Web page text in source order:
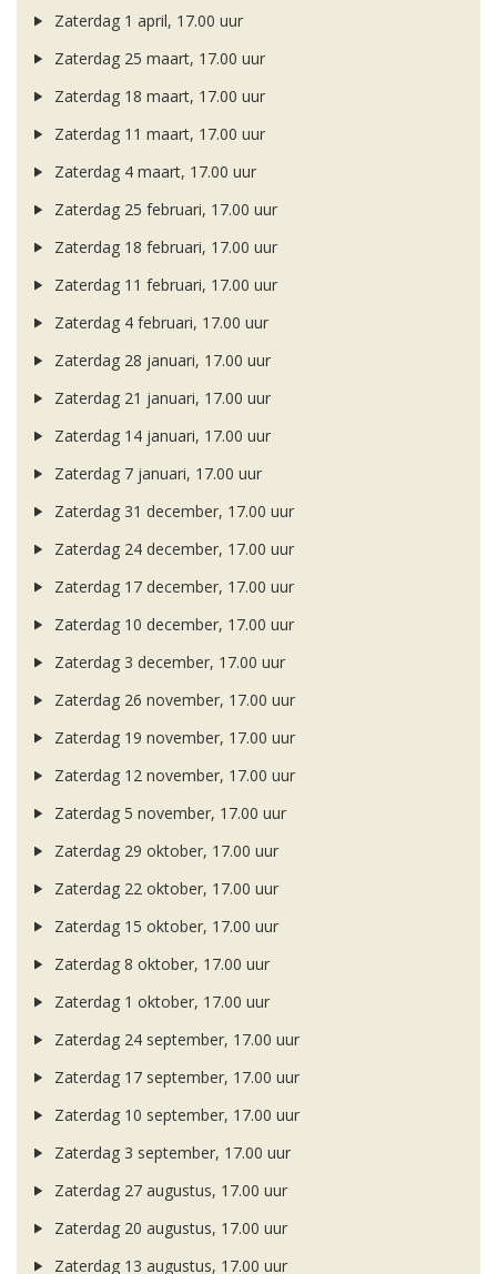
Zaterdag 1 april, 17.00 uur
Zaterdag 25 maart, 17.00 uur
Zaterdag 18 maart, 17.00 uur
Zaterdag 11 maart, 17.00 uur
Zaterdag 4 maart, 17.00 uur
Zaterdag 25 februari, 17.00 uur
Zaterdag 18 februari, 17.00 uur
Zaterdag 11 februari, 17.00 uur
Zaterdag 4 februari, 17.00 uur
Zaterdag 28 januari, 17.00 uur
Zaterdag 21 januari, 17.00 uur
Zaterdag 14 januari, 17.00 uur
Zaterdag 7 januari, 17.00 uur
Zaterdag 31 december, 17.00 uur
Zaterdag 24 december, 17.00 uur
Zaterdag 17 december, 17.00 uur
Zaterdag 10 december, 17.00 uur
Zaterdag 3 december, 17.00 uur
Zaterdag 26 november, 17.00 uur
Zaterdag 19 november, 17.00 uur
Zaterdag 12 november, 17.00 uur
Zaterdag 5 november, 17.00 uur
Zaterdag 29 oktober, 17.00 uur
Zaterdag 22 oktober, 17.00 uur
Zaterdag 15 oktober, 17.00 uur
Zaterdag 8 oktober, 17.00 uur
Zaterdag 1 oktober, 17.00 uur
Zaterdag 24 september, 17.00 uur
Zaterdag 17 september, 17.00 uur
Zaterdag 10 september, 17.00 uur
Zaterdag 3 september, 17.00 uur
Zaterdag 27 augustus, 17.00 uur
Zaterdag 20 augustus, 17.00 uur
Zaterdag 13 augustus, 17.00 uur